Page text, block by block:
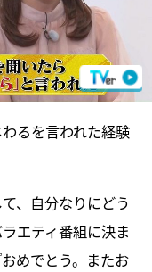
るを言われた経験
、自分なりにどう
エティ番組に決ま
めでとう。またお